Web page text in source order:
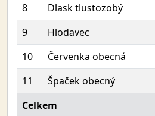
8
Dlask tlustozobý
9
Hlodavec
10
Červenka obecná
11
Špaček obecný
Celkem